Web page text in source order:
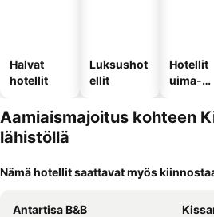
Halvat
hotellit
Luksushot
ellit
Hotellit
uima-
Aamiaismajoitus kohteen
lähistöllä
Nämä hotellit saattavat myös
Antartisa B&B